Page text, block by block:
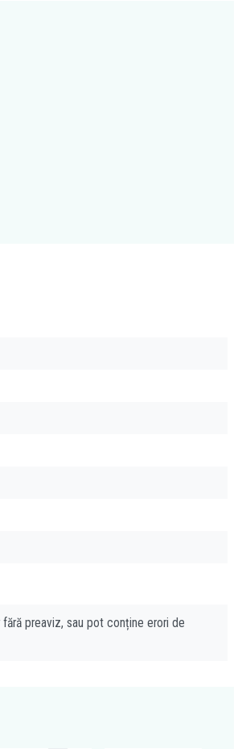
preaviz, sau pot conține erori de